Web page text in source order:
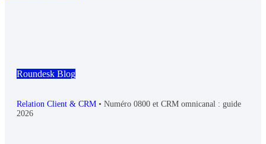
Roundesk Blog
Relation Client & CRM • Numéro 0800 et CRM omnicanal : guide
2026